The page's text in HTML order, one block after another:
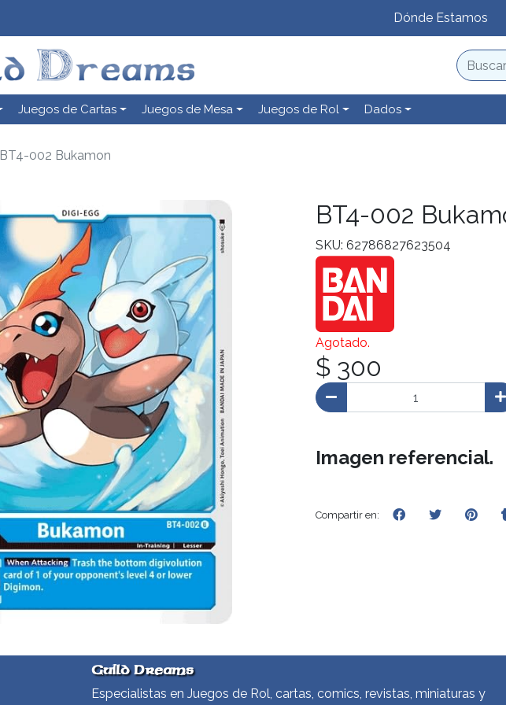
Dónde Estamos
Juegos de Cartas Juegos de Mesa Juegos de Rol Dados
BT4-002 Bukamon
BT4-002
SKU: 62786827623504
Agotado.
$ 300
Imagen referencial.
Compartir en:
Guild Dreams
Especialistas en Juegos de Rol, cartas, comics, revistas, miniaturas y